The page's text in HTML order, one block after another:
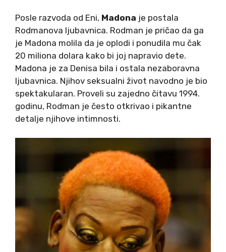
Posle razvoda od Eni, Madona je postala
Rodmanova ljubavnica. Rodman je pričao da ga
je Madona molila da je oplodi i ponudila mu čak
20 miliona dolara kako bi joj napravio dete.
Madona je za Denisa bila i ostala nezaboravna
ljubavnica. Njihov seksualni život navodno je bio
spektakularan. Proveli su zajedno čitavu 1994.
godinu, Rodman je često otkrivao i pikantne
detalje njihove intimnosti.